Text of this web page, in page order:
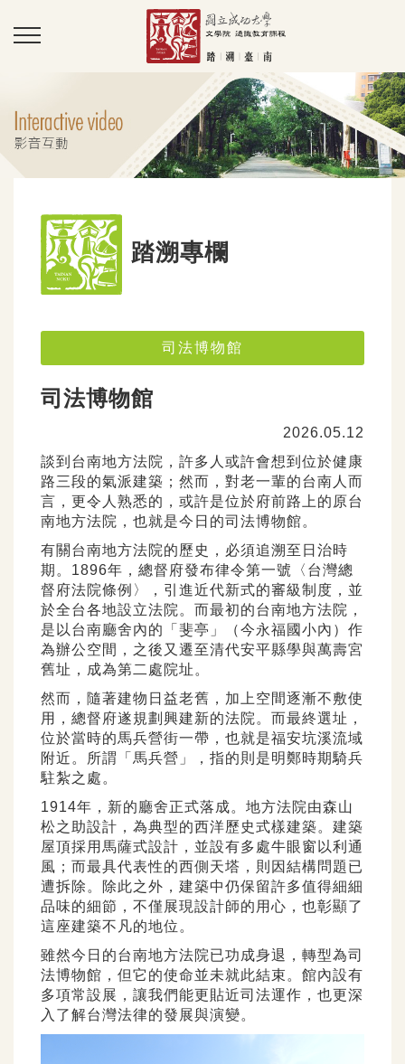
踏溯專欄
司法博物館
司法博物館
2026.05.12
談到台南地方法院，許多人或許會想到位於健康
路三段的氣派建築；然而，對老一輩的台南人而
言，更令人熟悉的，或許是位於府前路上的原台
南地方法院，也就是今日的司法博物館。
有關台南地方法院的歷史，必須追溯至日治時
期。1896年，總督府發布律令第一號〈台灣總
督府法院條例〉，引進近代新式的審級制度，並
於全台各地設立法院。而最初的台南地方法院，
是以台南廳舍內的「斐亭」（今永福國小內）作
為辦公空間，之後又遷至清代安平縣學與萬壽宮
舊址，成為第二處院址。
然而，隨著建物日益老舊，加上空間逐漸不敷使
用，總督府遂規劃興建新的法院。而最終選址，
位於當時的馬兵營街一帶，也就是福安坑溪流域
附近。所謂「馬兵營」，指的則是明鄭時期騎兵
駐紮之處。
1914年，新的廳舍正式落成。地方法院由森山
松之助設計，為典型的西洋歷史式樣建築。建築
屋頂採用馬薩式設計，並設有多處牛眼窗以利通
風；而最具代表性的西側天塔，則因結構問題已
遭拆除。除此之外，建築中仍保留許多值得細細
品味的細節，不僅展現設計師的用心，也彰顯了
這座建築不凡的地位。
雖然今日的台南地方法院已功成身退，轉型為司
法博物館，但它的使命並未就此結束。館內設有
多項常設展，讓我們能更貼近司法運作，也更深
入了解台灣法律的發展與演變。